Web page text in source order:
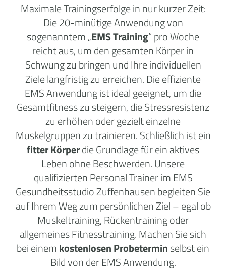
Maximale Trainingserfolge in nur kurzer Zeit:
Die 20-minütige Anwendung von
sogenanntem „EMS Training“ pro Woche
reicht aus, um den gesamten Körper in
Schwung zu bringen und Ihre individuellen
Ziele langfristig zu erreichen. Die effiziente
EMS Anwendung ist ideal geeignet, um die
Gesamtfitness zu steigern, die Stressresistenz
zu erhöhen oder gezielt einzelne
Muskelgruppen zu trainieren. Schließlich ist ein
fitter Körperdie Grundlage für ein aktives
Leben ohne Beschwerden. Unsere
qualifizierten Personal Trainer im EMS
Gesundheitsstudio Zuffenhausen begleiten Sie
auf Ihrem Weg zum persönlichen Ziel – egal ob
Muskeltraining, Rückentraining oder
allgemeines Fitnesstraining. Machen Sie sich
bei einemkostenlosen Probeterminselbst ein
Bild von der EMS Anwendung.